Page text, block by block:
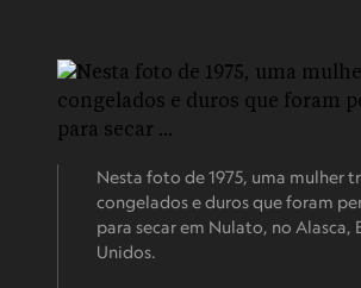
Nesta foto de 1975, uma mulher
congelados e duros que foram
para secar em Nulato, no Alasca,
Unidos.